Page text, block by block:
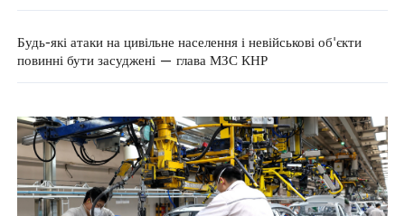
Будь-які атаки на цивільне населення і невійськові об'єкти
повинні бути засуджені — глава МЗС КНР